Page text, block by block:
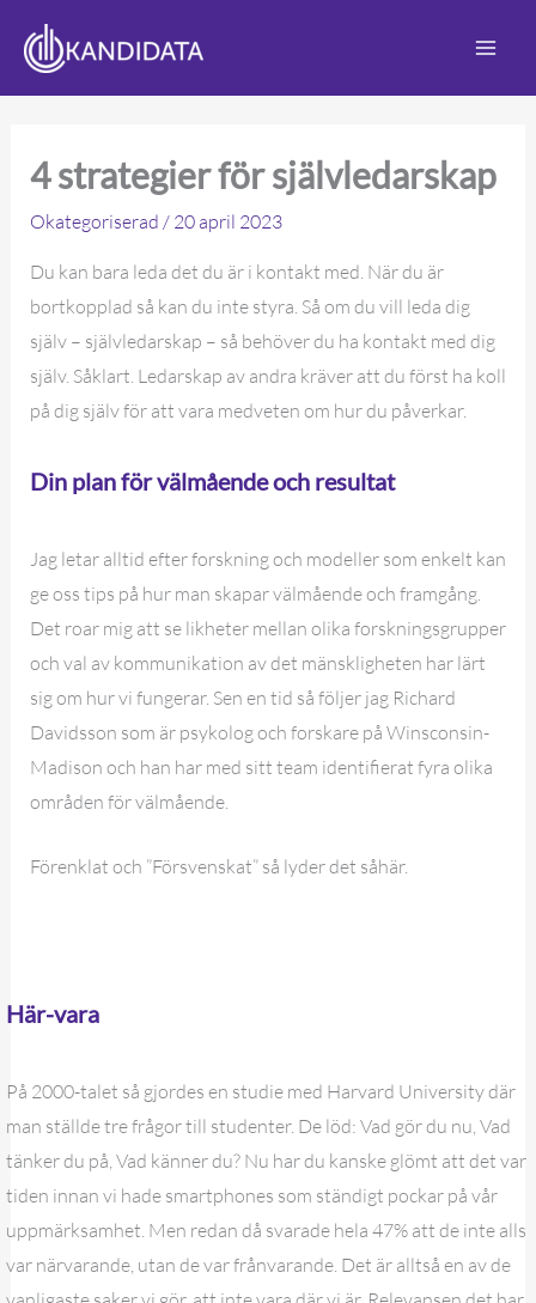
4 strategier för självledarskap
Okategoriserad / 20 april 2023
Du kan bara leda det du är i kontakt med. När du är
bortkopplad så kan du inte styra. Så om du vill leda dig
själv – självledarskap – så behöver du ha kontakt med dig
själv. Såklart. Ledarskap av andra kräver att du först ha koll
på dig själv för att vara medveten om hur du påverkar.
Din plan för välmående och resultat
Jag letar alltid efter forskning och modeller som enkelt kan
ge oss tips på hur man skapar välmående och framgång.
Det roar mig att se likheter mellan olika forskningsgrupper
och val av kommunikation av det mänskligheten har lärt
sig om hur vi fungerar. Sen en tid så följer jag Richard
Davidsson som är psykolog och forskare på Winsconsin-
Madison och han har med sitt team identifierat fyra olika
områden för välmående.
Förenklat och ”Försvenskat” så lyder det såhär.
Här-vara
På 2000-talet så gjordes en studie med Harvard University där
man ställde tre frågor till studenter. De löd: Vad gör du nu, Vad
tänker du på, Vad känner du? Nu har du kanske glömt att det var
tiden innan vi hade smartphones som ständigt pockar på vår
uppmärksamhet. Men redan då svarade hela 47% att de inte alls
var närvarande, utan de var frånvarande. Det är alltså en av de